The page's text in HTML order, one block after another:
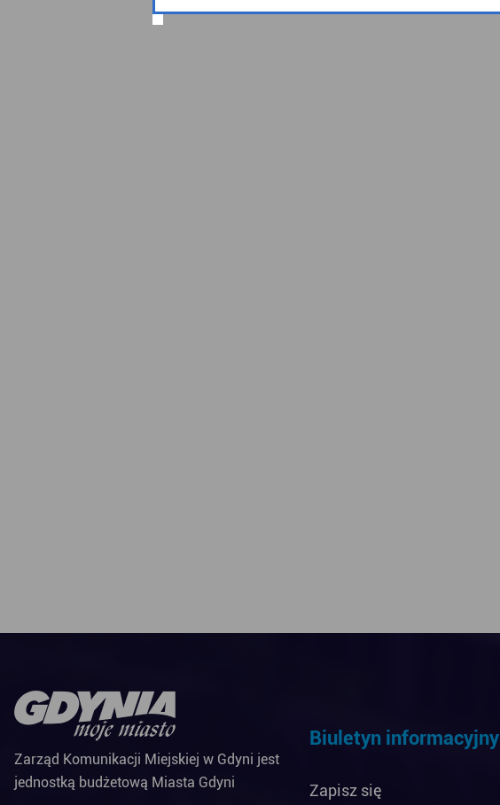
Zarząd Komunikacji Miejskiej w Gdyni jest
jednostką budżetową Miasta Gdyni
Biuletyn informacyjny
Zapisz się